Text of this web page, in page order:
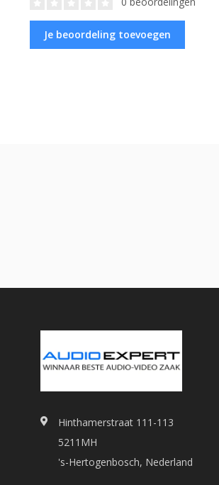
Je beoordeling toevoegen
Hinthamerstraat 111-113
5211MH
's-Hertogenbosch, Nederland